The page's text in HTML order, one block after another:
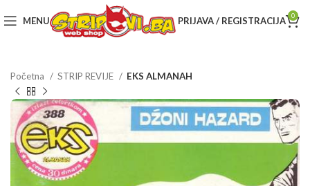
MENU PRIJAVA / REGISTRACIJA 0
Početna STRIP REVIJE EKS ALMANAH